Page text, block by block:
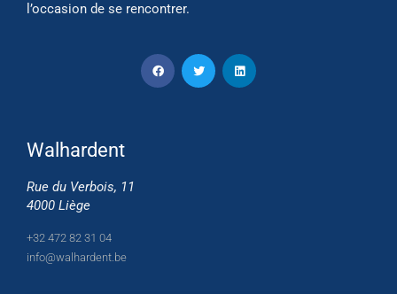
l’occasion de se rencontrer.
Walhardent
Rue du Verbois, 11
4000 Liège
+32 472 82 31 04
info@walhardent.be